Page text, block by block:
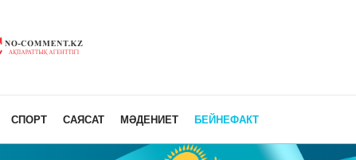
СПОРТ САЯСАТ МӘДЕНИЕТ БЕЙНЕФАКТ